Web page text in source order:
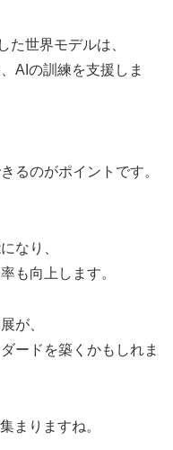
た世界モデルは、
AIの訓練を支援しま
るのがポイントです。
なり、
も向上します。
が、
ードを築くかもしれま
まりますね。